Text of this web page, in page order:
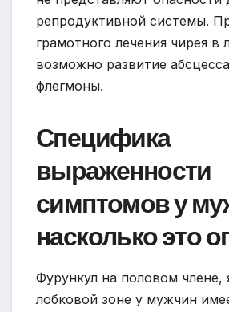
репродуктивной системы.
грамотного лечения чирея в
возможно развитие
флегмоны.
Специфика
выраженности
симптомов у
насколько это
Фурункул на половом члене,
лобковой зоне у мужчин